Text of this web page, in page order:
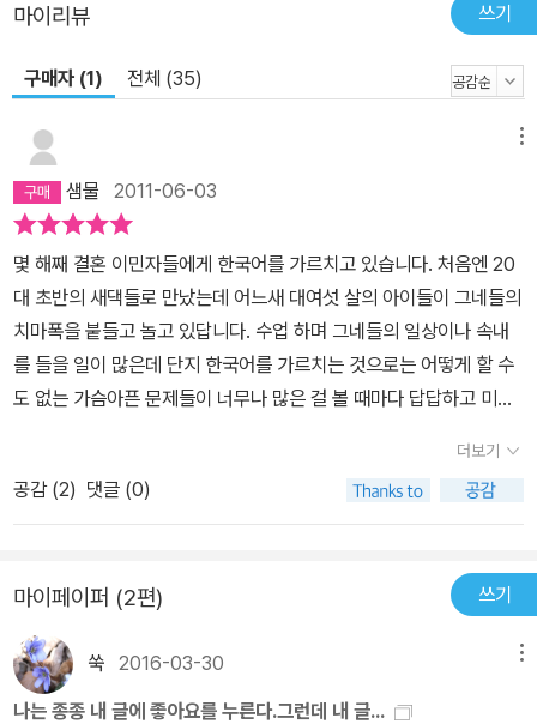
마이리뷰 쓰기
구매자 (1) 전체 (35)
샘물 2011-06-03
몇 해째 결혼 이민자들에게 한국어를 가르치고 있습니다. 처음엔 20
대 초반의 새댁들로 만났는데 어느새 대여섯 살의 아이들이 그네들의
치마폭을 붙들고 놀고 있답니다. 수업 하며 그네들의 일상이나 속내
를 들을 일이 많은데 단지 한국어를 가르치는 것으로는 어떻게 할 수
도 없는 가슴아픈 문제들이 너무나 많은 걸 볼 때마다 답답하고 미안
지요. 그래서 오늘.... 이 책을 몇 권 사려고 합니다.이 책속 아이들의
말을 따라 읽으며 그네도 아이들도 정말 자신을 사랑하는 사람들이
되었으면 좋겠습니다. 고맙습니다 작가님^^ 그림도 볼수록 기분이 좋
더보기
공감 (2) 댓글 (0)
마이페이퍼 (2편) 쓰기
쑥 2016-03-30
나는 종종 내 글에 좋아요를 누른다.그런데 내 글...